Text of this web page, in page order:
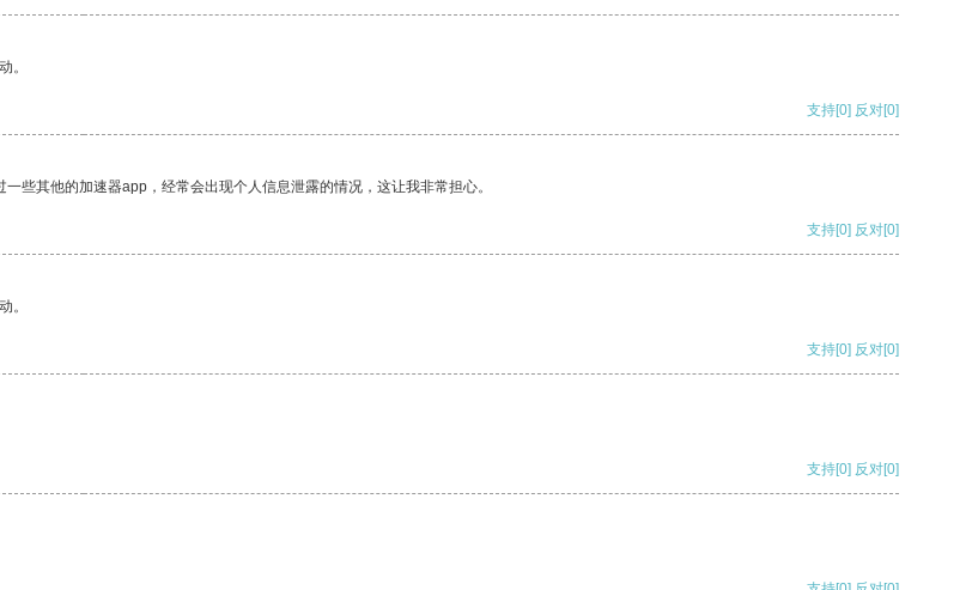
。
支持[0] 反对[0]
些其他的加速器app，经常会出现个人信息泄露的情况，这让我非常担心。
支持[0] 反对[0]
。
支持[0] 反对[0]
支持[0] 反对[0]